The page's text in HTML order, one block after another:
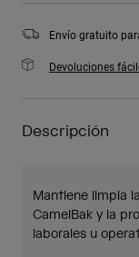
Envío gratuito
Devoluciones
Descripción
Mantiene limpia
CamelBak y la
laborales u